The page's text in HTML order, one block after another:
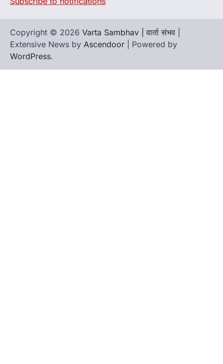
Copyright © 2026 Varta Sambhav | वार्ता संभव
Extensive News by Ascendoor | Powered by
WordPress.